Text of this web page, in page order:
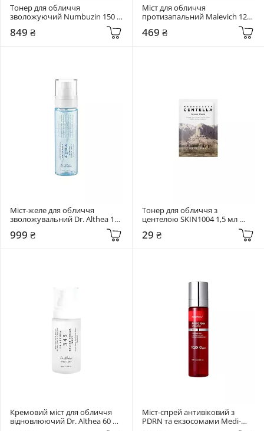
Тонер для обличчя
зволожуючий Numbuzin 150
Boosting Toner
849 ₴
Міст для обличчя
протизапальний Malevich 120
469 ₴
Міст-желе для обличчя
зволожувальний Dr. Althea 100
999 ₴
Тонер для обличчя з
центелою SKIN1004 1,5 мл
Madagascar Centella Toning
Toner
29 ₴
Кремовий міст для обличчя
відновлюючий Dr. Althea 60 мл
Міст-спрей антивіковий з
PDRN та екзосомами Medi-